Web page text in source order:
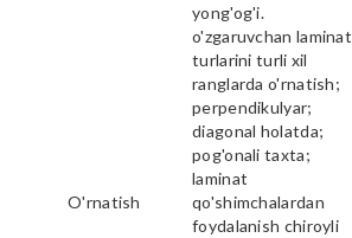
yong'og'i.
O'rnatish
o'zgaruvchan laminat
turlarini turli xil
ranglarda o'rnatish;
perpendikulyar;
diagonal holatda;
pog'onali taxta;
laminat
qo'shimchalardan
foydalanish chiroyli